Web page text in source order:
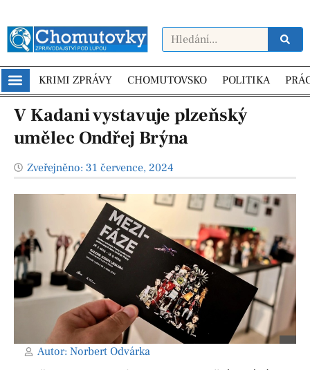
KRIMI ZPRÁVY CHOMUTOVSKO POLITIKA
V Kadani vystavuje plzeňský
umělec Ondřej Brýna
Zveřejněno: 31 července, 2024
Autor: Norbert Odvárka